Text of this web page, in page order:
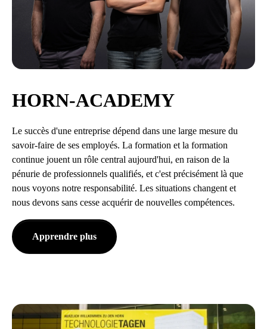
HORN-ACADEMY
Le succès d'une entreprise dépend dans une large mesure du
savoir-faire de ses employés. La formation et la formation
continue jouent un rôle central aujourd'hui, en raison de la
pénurie de professionnels qualifiés, et c'est précisément là que
nous voyons notre responsabilité. Les situations changent et
nous devons sans cesse acquérir de nouvelles compétences.
Apprendre plus